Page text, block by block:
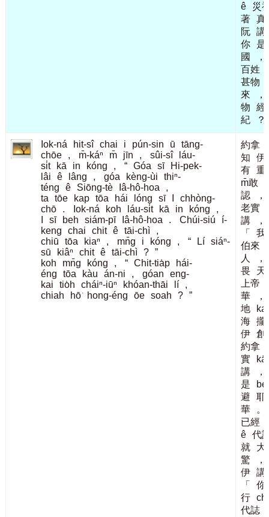
ê
災
著 真
阮 講
你
是
國
，
百姓
甚物
來
，
物
經
紀
？
Iok-ná hit-sî chai i pún-sin ū
tāng-
chōe
, m̄-káⁿ m̄ jīn , sûi-sî
láu-
si̍t
kā in kóng , “ Góa sī
Hi-pek-
lâi
ê lâng , góa kèng-ùi
thiⁿ-
téng
ê Siōng-tè Iâ-hô-hoa
,
ta
tōe kap tōa hái lóng sī
chhòng-
chō
. Iok-ná koh láu-si̍t kā in kóng
,
sī beh siám-pī Iâ-hô-hoa . Chúi-siú
í-
keng
chai chit ê tāi-chì
,
chiū
tōa kiaⁿ , mn̄g i kóng , “ Lí siáⁿ-
sū
kiâⁿ chit ê tāi-chì ? ”
koh
mn̄g kóng , “ Chit-tia̍p
hái-
éng
tōa kàu án-ni , góan
eng-
kai
tio̍h cháiⁿ-iūⁿ khóan-thāi lí
,
chiah
hō͘ hong-éng ōe soah ? ”
約拿
知
伊
有 重
m̄敢
認
，
老實
講
，
「
我
伯來
人
，
畏
天
上帝
華
，
地
海 攏
伊 創
約拿
實
kā
講
，
是
避
耶
華
。
已經
ê 代
就
大
驚
，
伊 講
「
你
行
代誌